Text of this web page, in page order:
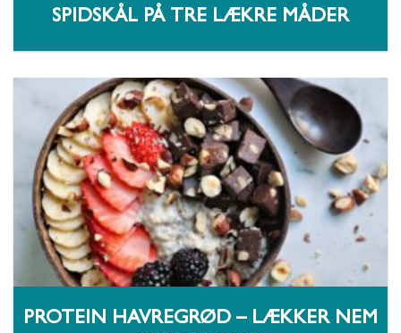
SPIDSKÅL PÅ TRE LÆKRE MÅDER
PROTEIN HAVREGRØD – LÆKKER NEM